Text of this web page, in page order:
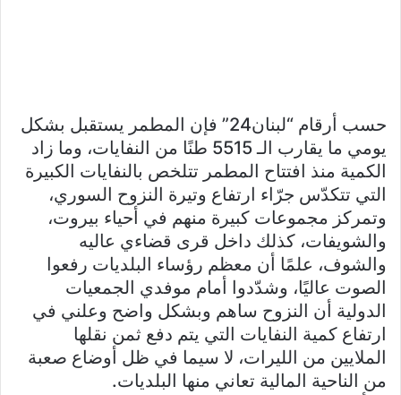
حسب أرقام “لبنان24” فإن المطمر يستقبل بشكل
يومي ما يقارب الـ 5515 طنًا من النفايات، وما زاد
الكمية منذ افتتاح المطمر تتلخص بالنفايات الكبيرة
التي تتكدّس جرّاء ارتفاع وتيرة النزوح السوري،
وتمركز مجموعات كبيرة منهم في أحياء بيروت،
والشويفات، كذلك داخل قرى قضاءي عاليه
والشوف، علمًا أن معظم رؤساء البلديات رفعوا
الصوت عاليًا، وشدّدوا أمام موفدي الجمعيات
الدولية أن النزوح ساهم وبشكل واضح وعلني في
ارتفاع كمية النفايات التي يتم دفع ثمن نقلها
الملايين من الليرات، لا سيما في ظل أوضاع صعبة
من الناحية المالية تعاني منها البلديات.